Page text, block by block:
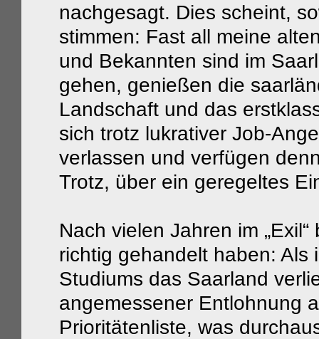
nachgesagt. Dies scheint,
stimmen: Fast all meine
und Bekannten sind im
gehen, genießen die
Landschaft und das
sich trotz lukrativer Job-
verlassen und verfügen
Trotz, über ein geregeltes
Nach vielen Jahren im
richtig gehandelt haben: Als
Studiums das Saarland
angemessener Entlohnung
Prioritätenliste, was